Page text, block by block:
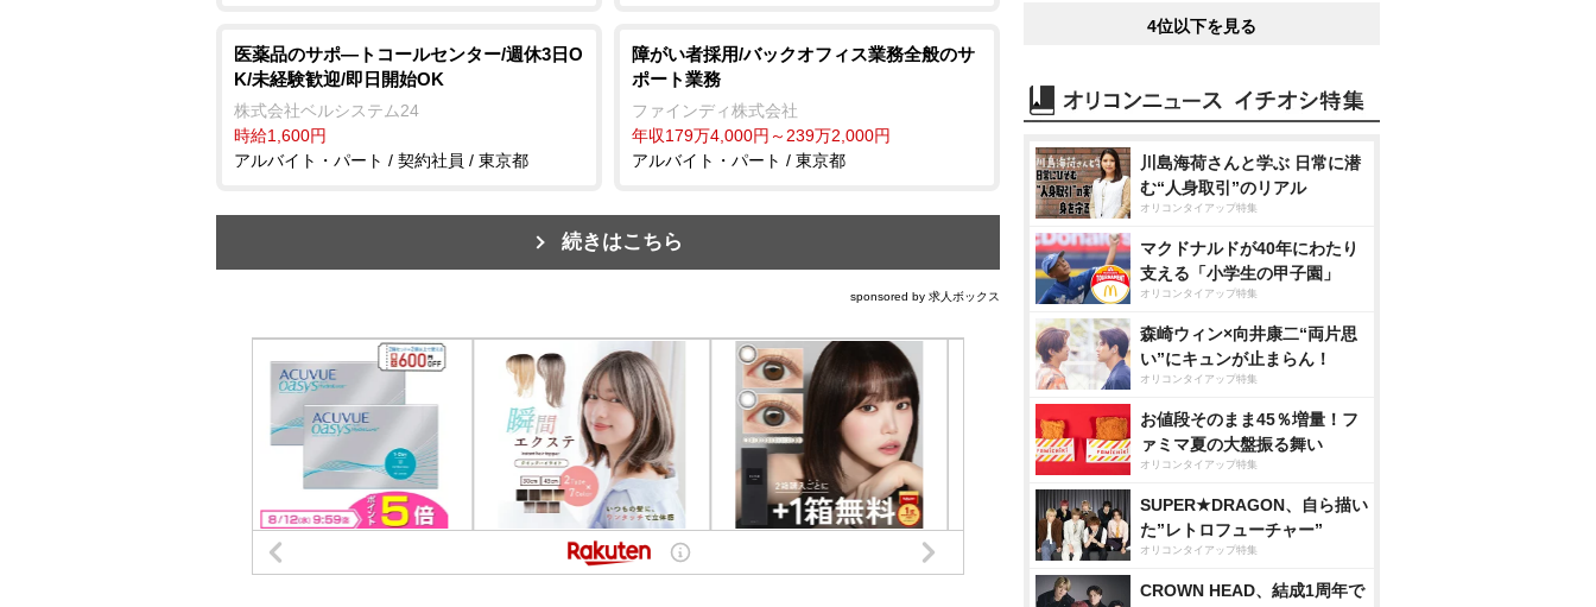
医薬品のサポ―トコールセンター/週休3日O
K/未経験歓迎/即日開始OK
株式会社ベルシステム24
時給1,600円
アルバイト・パート / 契約社員 / 東京都
障がい者採用/バックオフィス業務全般のサ
ポート業務
ファインディ株式会社
年収179万4,000円～239万2,000円
アルバイト・パート / 東京都
続きはこちら
sponsored by 求人ボックス
4位以下を見る
川島海荷さんと学ぶ 日常に潜
む“人身取引”のリアル
オリコンタイアップ特集
マクドナルドが40年にわたり
支える「小学生の甲子園」
オリコンタイアップ特集
森崎ウィン×向井康二“両片思
い”にキュンが止まらん！
オリコンタイアップ特集
お値段そのまま45％増量！フ
ァミマ夏の大盤振る舞い
オリコンタイアップ特集
SUPER★DRAGON、自ら描い
た”レトロフューチャー”
オリコンタイアップ特集
CROWN HEAD、結成1周年で